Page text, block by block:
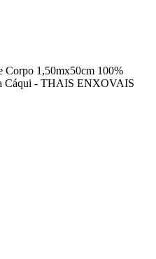
Corpo 1,50mx50cm 100%
Cáqui - THAIS ENXOVAIS